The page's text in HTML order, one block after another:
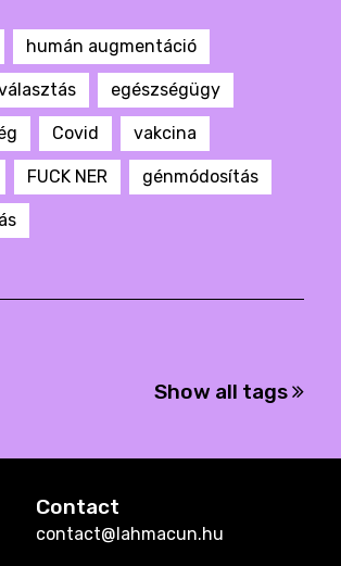
humán augmentáció
egészségügy
Covid vakcina
FUCK NER génmódosítás
Show all tags
Contact
contact@lahmacun.hu